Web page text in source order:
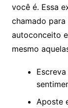
você é. Essa
chamado
autoconceito
mesmo
Aposte